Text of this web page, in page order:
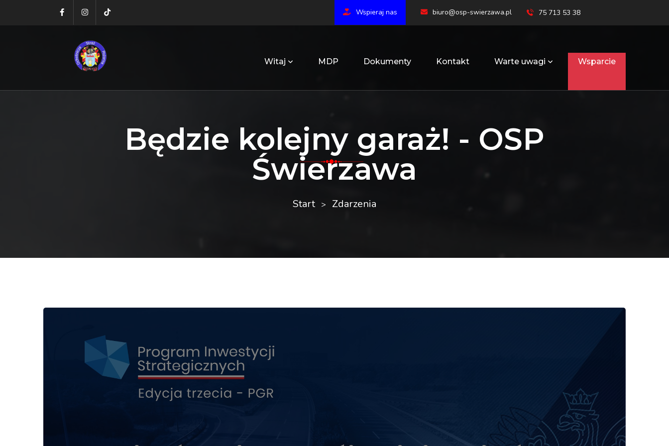
Wspieraj nas biuro@osp-swierzawa.pl 75 713 53 38
Witaj MDP Dokumenty Kontakt Warte uwagi Wsparcie
Będzie kolejny garaż! - OSP
Świerzawa
Start Zdarzenia